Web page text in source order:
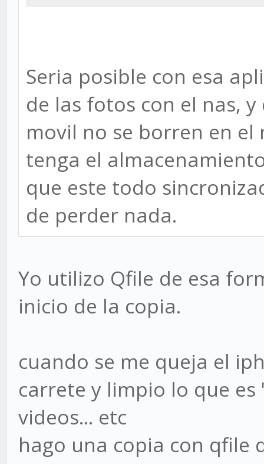
Seria posible con esa
de las fotos con el nas,
movil no se borren en el
tenga el
que este todo
de perder nada.
Yo utilizo Qfile de esa
inicio de la copia.
cuando se me queja el
carrete y limpio lo que
videos... etc
hago una copia con qfile